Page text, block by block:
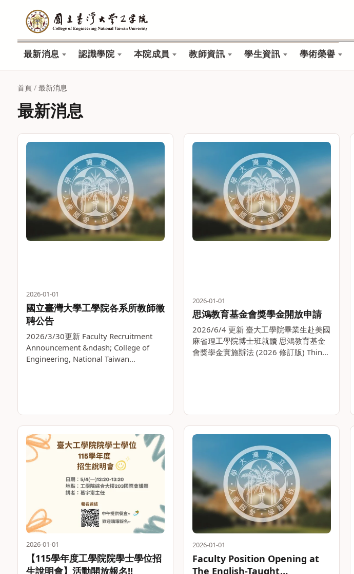
最新消息 認識學院 本院成員 教師資訊 學生資訊 學術榮譽
首頁 / 最新消息
最新消息
2026-01-01
國立臺灣大學工學院各系所教師徵
聘公告
2026/3/30更新 Faculty Recruitment
Announcement &ndash; College of
Engineering, National Taiwan
2026-01-01
思鴻教育基金會獎學金開放申請
2026/6/4 更新 臺大工學院畢業生赴美國
麻省理工學院博士班就讀 思鴻教育基金
會獎學金實施辦法 (2026 修訂版) Think
2026-01-01
【115學年度工學院院學士學位招
生說明會】活動開放報名!!
2026-01-01
Faculty Position Opening at
The English-Taught